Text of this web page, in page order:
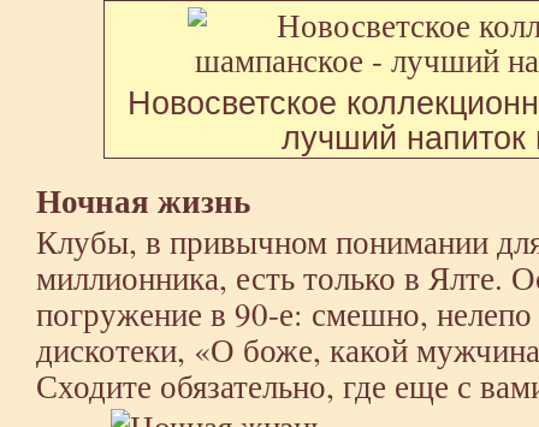
Новосветское
лучший
Ночная жизнь
Клубы, в привычном понимании
миллионника, есть только в Ялте.
погружение в 90-е: смешно,
дискотеки, «О боже, какой
Сходите обязательно, где еще с